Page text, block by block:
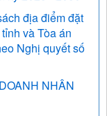
địa điểm đặt
và Tòa án
Nghị quyết số
NHÂN